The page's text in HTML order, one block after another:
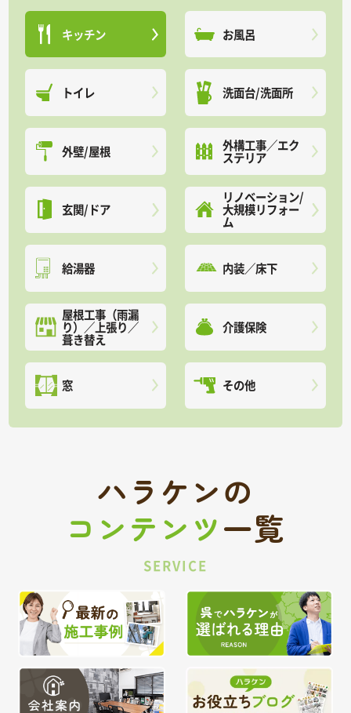
キッチン お風呂
トイレ 洗面台/洗面所
外壁/屋根 外構工事／エク
ステリア
玄関/ドア
リノベーション/
大規模リフォー
ム
給湯器 内装／床下
屋根工事（雨漏
り）／上張り／
葺き替え
介護保険
窓 その他
ハラケンの
コンテンツ一覧
SERVICE